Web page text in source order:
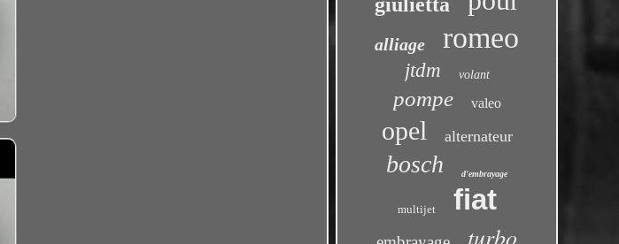
alliage romeo
jtdm volant
pompe valeo
opel alternateur
bosch d'embrayage
multijet fiat
turbo